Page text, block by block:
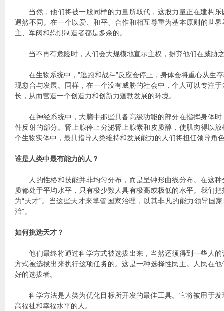
当然，他们将被一股同样的力量所取代，这股力量正在建构乐
迥然不同。在一个以爱、和平、合作和相互尊重为基本原则的世
主、军阀和恐惧制造者都是多余的。
当不再有危险时，人们会大规模地宣示主权，摒弃他们在威胁
在生物系统中，"逃跑和战斗”反应会停止，身体会将重心从生
现愈合与发展。同样，在一个没有威胁的社会中，个人可以专注
长，从而营造一个创造力和创新力蓬勃发展的环境。
在神经系统中，大脑中那些具备高级功能的部分在指挥身体时
件反射的部分。肾上腺停止分泌肾上腺素和皮质醇，使肌肉得以
个生物实体中，最具指导人类维持和发展能力的人们将担任领导角
谁是人类中最有能力的人？
人的性格和技能并非均匀分布，而是呈钟形曲线分布。在这种
质都处于平均水平，只有极少数人具有极高或极低的水平。我们
为“天才”。当这些天才来掌管国家治理，以其非凡的能力领导国
治"。
如何挑选天才？
他们最终将通过科学方式被选拔出来，当然还须得到一些人的
方式被选拔出来执行这项任务的。这是一种选择性民主。人民在
好的选拔者。
科学方法是人类为优化目标所开发的最佳工具。它将被用于发
高福祉和幸福水平的人。